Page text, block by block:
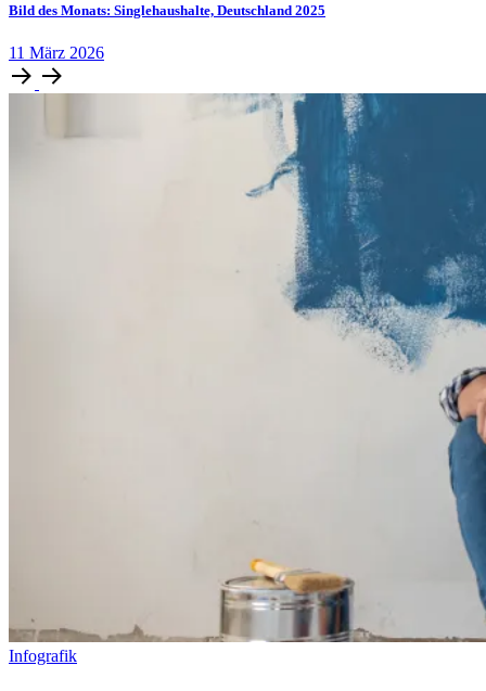
Bild des Monats: Singlehaushalte, Deutschland 2025
11 März 2026
Infografik